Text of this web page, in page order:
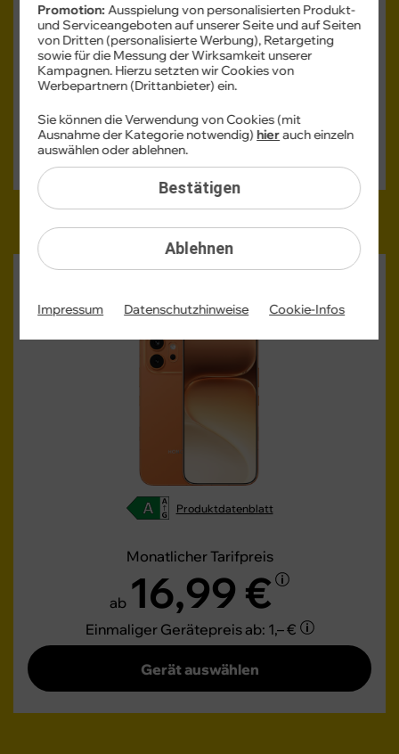
Monatlicher Tarifpreis
ab69,99 €
Gerät auswählen
600
Produktdatenblatt
Monatlicher Tarifpreis
ab 16,99 €
Einmaliger Gerätepreisab: 1,– €
Gerät auswählen
Promotion:Ausspielung von personalisierten Produkt-
und Serviceangeboten auf unserer Seite und auf Seiten
von Dritten (personalisierte Werbung), Retargeting
sowie für die Messung der Wirksamkeit unserer
Kampagnen. Hierzu setzten wir Cookies von
Werbepartnern (Drittanbieter) ein.
Ablehnen
Sie können die Verwendung von Cookies (mit
Ausnahme der Kategorie notwendig)hierauch einzeln
auswählen oder ablehnen.
Bestätigen
Impressum Datenschutzhinweise Cookie-Infos